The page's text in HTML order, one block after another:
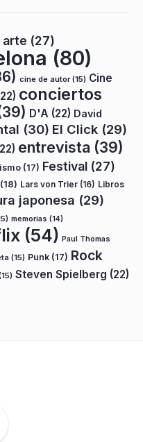
arte (27)
(80)
cine de autor(15) Cine
conciertos
D'A (22) David
(30) El Click (29)
entrevista (39)
(17) Festival (27)
(18) Lars von Trier (16) Libros
japonesa (29)
memorias (14)
(54) Paul Thomas
(15) Punk (17) Rock
Steven Spielberg (22)